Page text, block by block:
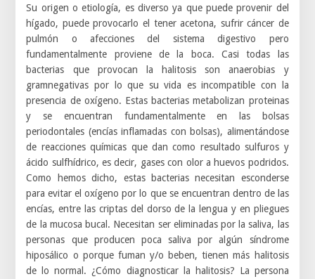
Su origen o etiología, es diverso ya que puede provenir del
hígado, puede provocarlo el tener acetona, sufrir cáncer de
pulmón o afecciones del sistema digestivo pero
fundamentalmente proviene de la boca. Casi todas las
bacterias que provocan la halitosis son anaerobias y
gramnegativas por lo que su vida es incompatible con la
presencia de oxígeno. Estas bacterias metabolizan proteinas
y se encuentran fundamentalmente en las bolsas
periodontales (encías inflamadas con bolsas), alimentándose
de reacciones químicas que dan como resultado sulfuros y
ácido sulfhídrico, es decir, gases con olor a huevos podridos.
Como hemos dicho, estas bacterias necesitan esconderse
para evitar el oxígeno por lo que se encuentran dentro de las
encías, entre las criptas del dorso de la lengua y en pliegues
de la mucosa bucal. Necesitan ser eliminadas por la saliva, las
personas que producen poca saliva por algún síndrome
hiposálico o porque fuman y/o beben, tienen más halitosis
de lo normal. ¿Cómo diagnosticar la halitosis? La persona